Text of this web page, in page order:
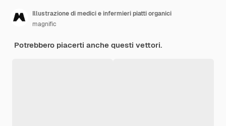
Illustrazione di medici e infermieri piatti organici
magnific
Potrebbero piacerti anche questi vettori.